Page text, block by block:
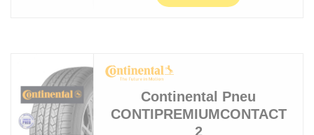
Continental Pneu
CONTIPREMIUMCONTACT
2